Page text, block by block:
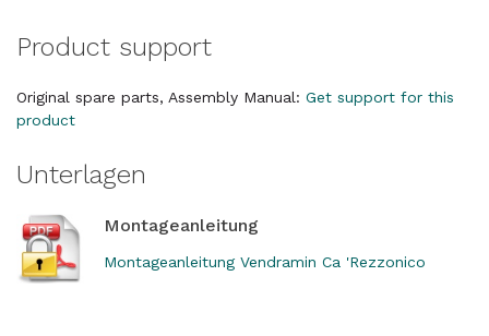
Product support
Original spare parts, Assembly Manual: Get support for this
product
Unterlagen
Montageanleitung
Montageanleitung Vendramin Ca 'Rezzonico